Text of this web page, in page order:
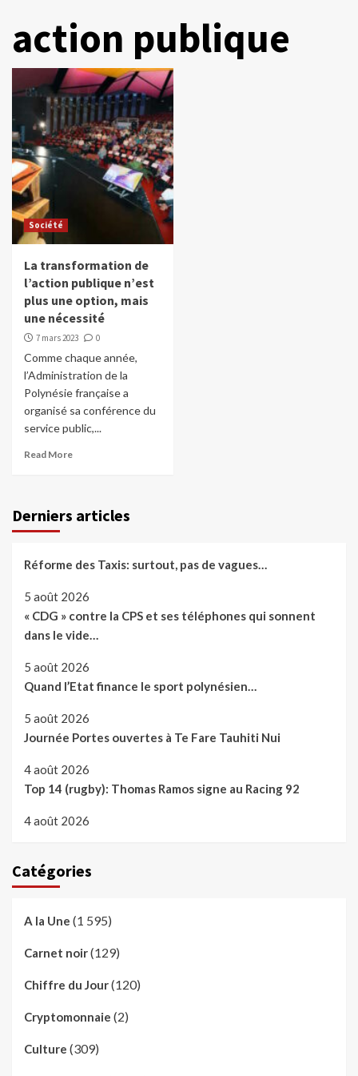
action publique
Société
La transformation de
l’action publique n’est
plus une option, mais
une nécessité
7 mars 2023 0
Comme chaque année,
l’Administration de la
Polynésie française a
organisé sa conférence du
service public,...
Read More
Derniers articles
Réforme des Taxis: surtout, pas de vagues…
5 août 2026
« CDG » contre la CPS et ses téléphones qui sonnent
dans le vide…
5 août 2026
Quand l’Etat finance le sport polynésien…
5 août 2026
Journée Portes ouvertes à Te Fare Tauhiti Nui
4 août 2026
Top 14 (rugby): Thomas Ramos signe au Racing 92
4 août 2026
Catégories
A la Une (1 595)
Carnet noir(129)
Chiffre du Jour(120)
Cryptomonnaie (2)
Culture (309)